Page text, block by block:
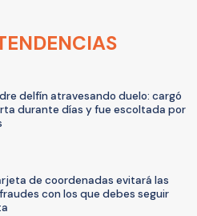
delfín atravesando duelo: cargó
durante días y fue escoltada por
de coordenadas evitará las
con los que debes seguir